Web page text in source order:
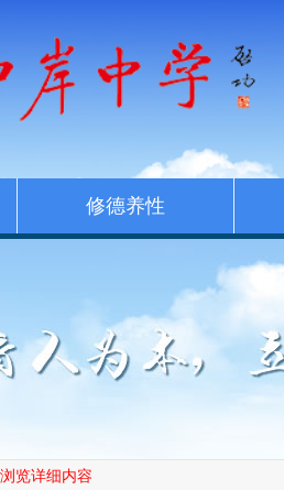
修德养性
浏览详细内容